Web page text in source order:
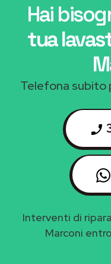
Hai
tua
Telefona subito
Interventi di
Marconi